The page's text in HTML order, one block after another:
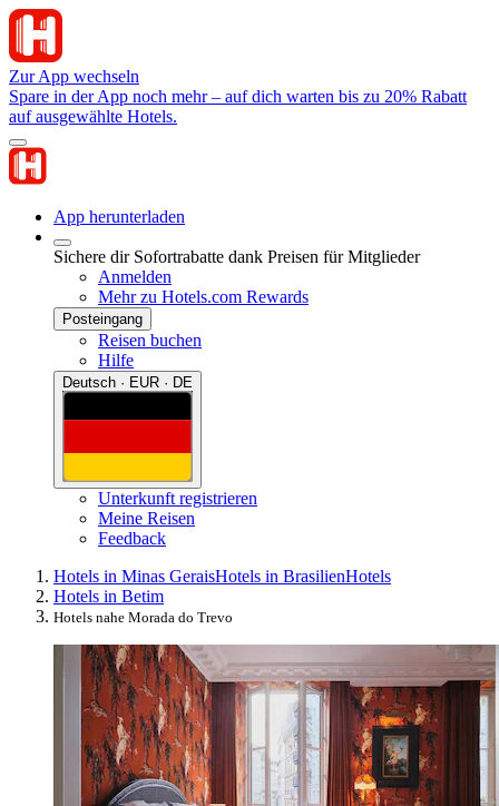
Zur App wechseln
Spare in der App noch mehr – auf dich warten bis zu 20% Rabatt
auf ausgewählte Hotels.
App herunterladen
Sichere dir Sofortrabatte dank Preisen für Mitglieder
Anmelden
Mehr zu Hotels.com Rewards
Posteingang
Reisen buchen
Hilfe
Deutsch · EUR · DE
Unterkunft registrieren
Meine Reisen
Feedback
Hotels in Minas GeraisHotels in BrasilienHotels
Hotels in Betim
Hotels nahe Morada do Trevo